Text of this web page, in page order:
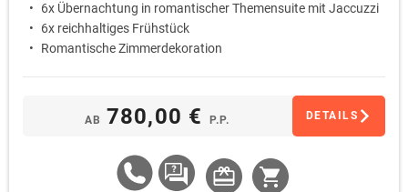
6x Übernachtung in romantischer Themensuite mit Jaccuzzi
6x reichhaltiges Frühstück
Romantische Zimmerdekoration
AB 780,00 € P.P. DETAILS